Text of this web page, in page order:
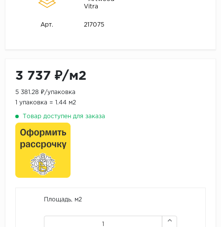
Vitra
Арт. 217075
3 737 ₽/м2
5 381.28 ₽/упаковка
1 упаковка = 1.44 м2
Товар доступен для заказа
Площадь, м2